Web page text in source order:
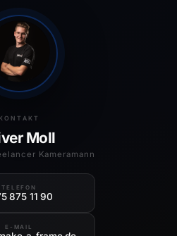
KONTAKT
Moll
Kameramann
TELEFON
875 11 90
E-MAIL